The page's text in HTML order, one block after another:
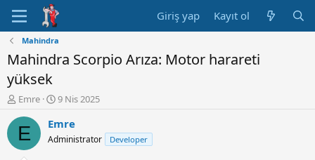
Giriş yap Kayıt ol
Mahindra
Mahindra Scorpio Arıza: Motor harareti
yüksek
K
n
u
y
Emre
B
ş
l
9 Nis 2025
E Emre
Administrator Developer